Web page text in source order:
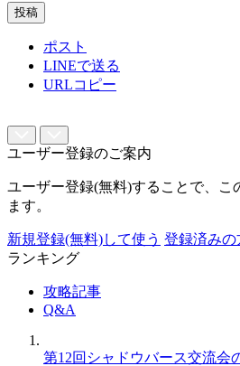
投稿
ポスト
LINEで送る
URLコピー
ユーザー登録のご案内
ユーザー登録(無料)することで、こ
ます。
新規登録(無料)して使う 登録済みの
ランキング
攻略記事
Q&A
第12回シャドウバース交流会